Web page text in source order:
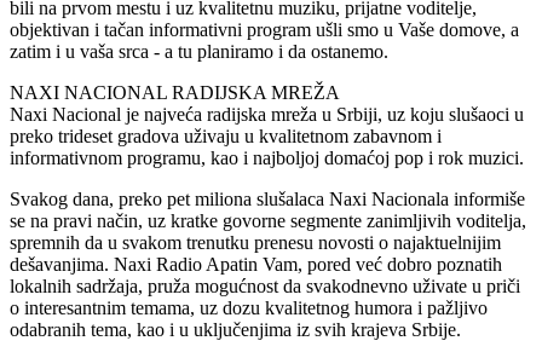
bili na prvom mestu i uz kvalitetnu muziku, prijatne voditelje,
objektivan i tačan informativni program ušli smo u Vaše domove, a
zatim i u vaša srca - a tu planiramo i da ostanemo.
NAXI NACIONAL RADIJSKA MREŽA
Naxi Nacional je najveća radijska mreža u Srbiji, uz koju slušaoci u
preko trideset gradova uživaju u kvalitetnom zabavnom i
informativnom programu, kao i najboljoj domaćoj pop i rok muzici.
Svakog dana, preko pet miliona slušalaca Naxi Nacionala informiše
se na pravi način, uz kratke govorne segmente zanimljivih voditelja,
spremnih da u svakom trenutku prenesu novosti o najaktuelnijim
dešavanjima. Naxi Radio Apatin Vam, pored već dobro poznatih
lokalnih sadržaja, pruža mogućnost da svakodnevno uživate u priči
o interesantnim temama, uz dozu kvalitetnog humora i pažljivo
odabranih tema, kao i u uključenjima iz svih krajeva Srbije.